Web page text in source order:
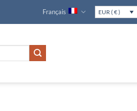
Français EUR ( € )